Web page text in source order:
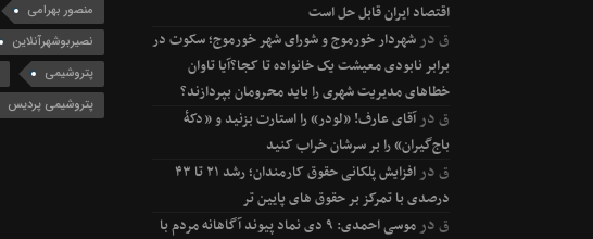
اقتصاد ایران قابل حل است
قدرشهردار خورموج و شورای شهر خورموج؛ سکوت در
برابر نابودی معیشت یک خانواده تا کجا؟آیا تاوان
خطاهای مدیریت شهری را باید محرومان بپردازند؟
قدرآقای عارف! «لودر» را استارت بزنید و «دکۀ
باج‌گیران» را بر سرشان خراب کنید
قدر
افزایش پلکانی حقوق کارمندان؛ رشد ۲۱ تا ۴۳
درصدی با تمرکز بر حقوق های پایین تر
قدر
موسی احمدی: ۹ دی نماد پیوند آگاهانه مردم با
منصور بهرامی
نصیربوشهرآنلاین
پتروشیمی
پتروشیمی پردیس